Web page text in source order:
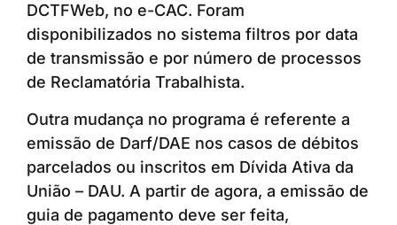
DCTFWeb, no e-CAC. Foram
disponibilizados no sistema filtros por data
de transmissão e por número de processos
de Reclamatória Trabalhista.
Outra mudança no programa é referente a
emissão de Darf/DAE nos casos de débitos
parcelados ou inscritos em Dívida Ativa da
União – DAU. A partir de agora, a emissão de
guia de pagamento deve ser feita,